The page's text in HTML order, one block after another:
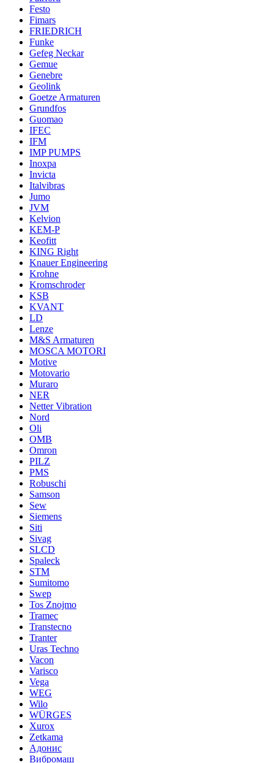
Festo
Fimars
FRIEDRICH
Funke
Gefeg Neckar
Gemue
Genebre
Geolink
Goetze Armaturen
Grundfos
Guomao
IFEC
IFM
IMP PUMPS
Inoxpa
Invicta
Italvibras
Jumo
JVM
Kelvion
KEM-P
Keofitt
KING Right
Knauer Engineering
Krohne
Kromschroder
KSB
KVANT
LD
Lenze
M&S Armaturen
MOSCA MOTORI
Motive
Motovario
Muraro
NER
Netter Vibration
Nord
Oli
OMB
Omron
PILZ
PMS
Robuschi
Samson
Sew
Siemens
Siti
Sivag
SLCD
Spaleck
STM
Sumitomo
Swep
Tos Znojmo
Tramec
Transtecno
Tranter
Uras Techno
Vacon
Varisco
Vega
WEG
Wilo
WÜRGES
Xurox
Zetkama
Адонис
Вибромаш